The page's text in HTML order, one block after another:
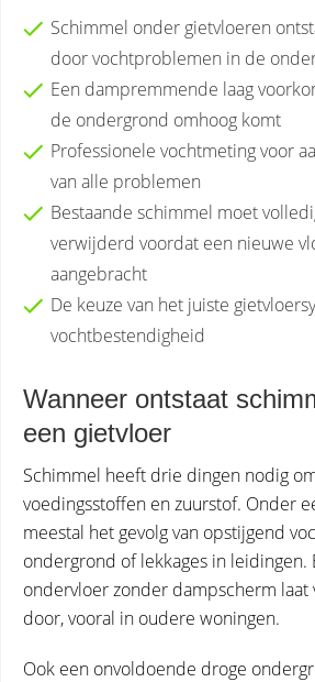
Schimmel onder gietvloeren
door vochtproblemen in de
Een dampremmende laag
de ondergrond omhoog komt
Professionele vochtmeting voor
van alle problemen
Bestaande schimmel moet
verwijderd voordat een nieuwe
aangebracht
De keuze van het juiste
vochtbestendigheid
Wanneer ontstaat
een gietvloer
Schimmel heeft drie dingen nodig
voedingsstoffen en zuurstof. Onder
meestal het gevolg van opstijgend
ondergrond of lekkages in leidingen.
ondervloer zonder dampscherm laat
door, vooral in oudere woningen.
Ook een onvoldoende droge